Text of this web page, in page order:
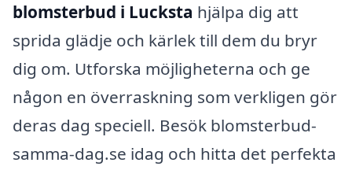
blomsterbud i Lucksta hjälpa dig att
sprida glädje och kärlek till dem du bryr
dig om. Utforska möjligheterna och ge
någon en överraskning som verkligen gör
deras dag speciell. Besök blomsterbud-
samma-dag.se idag och hitta det perfekta